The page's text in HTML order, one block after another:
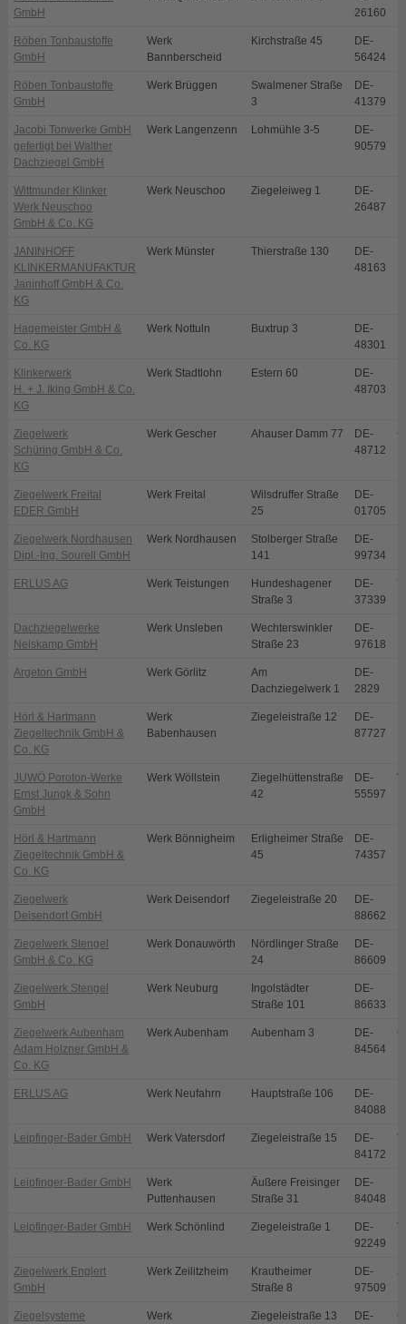
GmbH
26160
Röben Tonbaustoffe
GmbH
Werk
Bannberscheid
Kirchstraße 45
DE-
56424
Röben Tonbaustoffe
GmbH
Werk Brüggen
Swalmener Straße
3
DE-
41379
Jacobi Tonwerke GmbH
gefertigt bei Walther
Dachziegel GmbH
Werk Langenzenn Lohmühle 3-5
DE-
90579
Wittmunder Klinker
Werk Neuschoo
GmbH & Co. KG
Werk Neuschoo Ziegeleiweg 1
DE-
26487
JANINHOFF
KLINKERMANUFAKTUR
Janinhoff GmbH & Co.
KG
Werk Münster Thierstraße 130
DE-
48163
Hagemeister GmbH &
Co. KG
Werk Nottuln Buxtrup 3
DE-
48301
Klinkerwerk
H. + J. Iking GmbH & Co.
KG
Werk Stadtlohn Estern 60
DE-
48703
Ziegelwerk
Schüring GmbH & Co.
KG
Werk Gescher Ahauser Damm 77
DE-
48712
Ziegelwerk Freital
EDER GmbH
Werk Freital
Wilsdruffer Straße
25
DE-
01705
Ziegelwerk Nordhausen
Dipl.-Ing. Sourell GmbH
Werk Nordhausen
Stolberger Straße
141
DE-
99734
ERLUS AG Werk Teistungen
Hundeshagener
Straße 3
DE-
37339
Dachziegelwerke
Nelskamp GmbH
Werk Unsleben
Wechterswinkler
Straße 23
DE-
97618
Argeton GmbH Werk Görlitz
Am
Dachziegelwerk 1
DE-
2829
Hörl & Hartmann
Ziegeltechnik GmbH &
Co. KG
Werk
Babenhausen
Ziegeleistraße 12
DE-
87727
JUWÖ Poroton-Werke
Ernst Jungk & Sohn
GmbH
Werk Wöllstein
Ziegelhüttenstraße
42
DE-
55597
Hörl & Hartmann
Ziegeltechnik GmbH &
Co. KG
Werk Bönnigheim
Erligheimer Straße
45
DE-
74357
Ziegelwerk
Deisendorf GmbH
Werk Deisendorf Ziegeleistraße 20
DE-
88662
Ziegelwerk Stengel
GmbH & Co. KG
Werk Donauwörth
Nördlinger Straße
24
DE-
86609
Ziegelwerk Stengel
GmbH
Werk Neuburg
Ingolstädter
Straße 101
DE-
86633
Ziegelwerk Aubenham
Adam Holzner GmbH &
Co. KG
Werk Aubenham Aubenham 3
DE-
84564
ERLUS AG Werk Neufahrn Hauptstraße 106
DE-
84088
Leipfinger-Bader GmbH Werk Vatersdorf Ziegeleistraße 15
DE-
84172
Leipfinger-Bader GmbH
Werk
Puttenhausen
Äußere Freisinger
Straße 31
DE-
84048
Leipfinger-Bader GmbH Werk Schönlind Ziegeleistraße 1
DE-
92249
Ziegelwerk Englert
GmbH
Werk Zeilitzheim
Krautheimer
Straße 8
DE-
97509
Ziegelsysteme Werk Ziegeleistraße 13 DE-